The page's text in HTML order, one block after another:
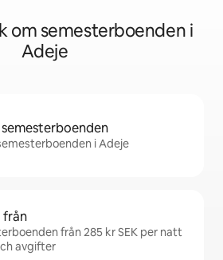
om semesterboenden i
Adeje
i Adeje
från
från 285 kr SEK per natt
avgifter